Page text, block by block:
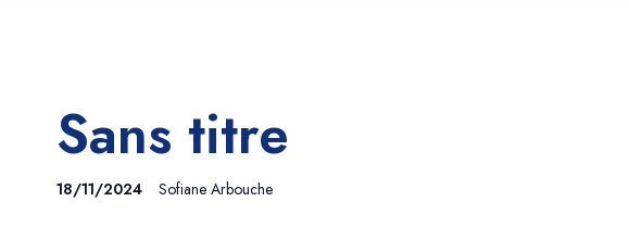
Sans titre
18/11/2024 Sofiane Arbouche